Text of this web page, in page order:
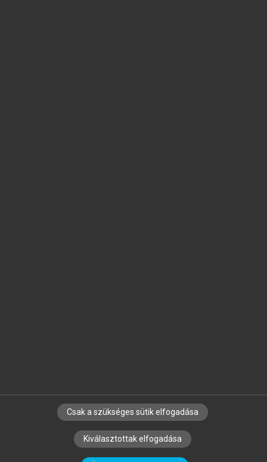
SZERZŐKNEK CÉGEKNEK KÖNYVTÁROSOKNAK
SZERKESZTÉSI ÉS LEKTORÁLÁSI ALAPELVEK
Csak a szükséges sütik elfogadása
Kiválasztottak elfogadása